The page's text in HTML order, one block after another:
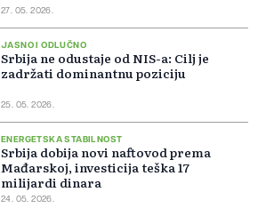
27. 05. 2026.
JASNO I ODLUČNO
Srbija ne odustaje od NIS-a: Cilj je
zadržati dominantnu poziciju
25. 05. 2026.
ENERGETSKA STABILNOST
Srbija dobija novi naftovod prema
Mađarskoj, investicija teška 17
milijardi dinara
24. 05. 2026.